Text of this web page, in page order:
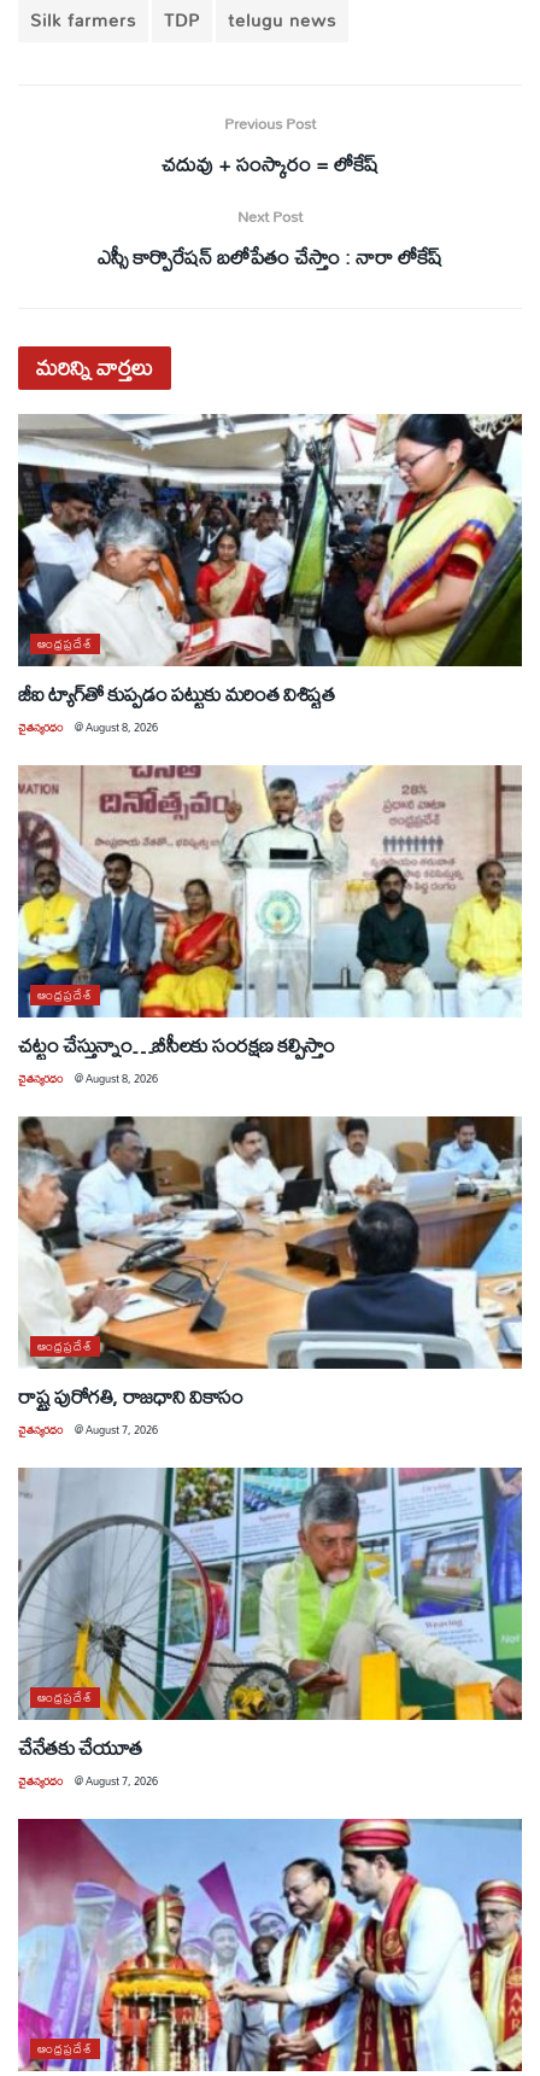
Silk farmers
TDP telugu news
Previous Post
చదువు + సంస్కారం = లోకేష్
Next Post
ఎస్సీ కార్పొరేషన్ బలోపేతం చేస్తాం : నారా లోకేష్
మరిన్నివార్తలు
ఆంధ్రప్రదేశ్
జీఐ ట్యాగ్‌తో కుప్పడం పట్టుకు మరింత విశిష్టత
చైతన్యరధం @August 8, 2026
ఆంధ్రప్రదేశ్
చట్టం చేస్తున్నాం…బీసీలకు సంరక్షణ కల్పిస్తాం
చైతన్యరధం @August 8, 2026
ఆంధ్రప్రదేశ్
రాష్ట్ర పురోగతి, రాజధాని వికాసం
చైతన్యరధం @August 7, 2026
ఆంధ్రప్రదేశ్
చేనేతకు చేయూత
చైతన్యరధం @August 7, 2026
ఆంధ్రప్రదేశ్